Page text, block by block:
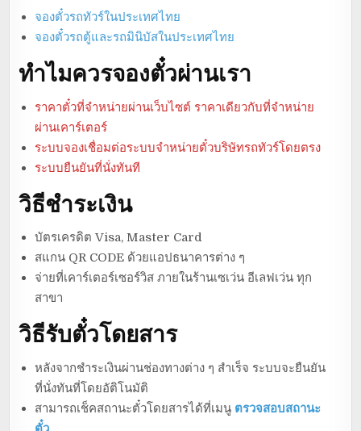
จองตั๋วรถทัวร์ในประเทศไทย
จองตั๋วรถตู้และรถมินิบัสในประเทศไทย
ทำไมควรจองตั๋วผ่านเรา
ราคาตั๋วที่จำหน่ายผ่านเว็บไซต์ ราคาเดียวกับที่จำหน่าย
ผ่านเคาร์เตอร์
ระบบจองเชื่อมต่อระบบจำหน่ายตั๋วบริษัทรถทัวร์โดยตรง
ระบบยืนยันที่นั่งทันที
วิธีชำระเงิน
บัตรเครดิต Visa, Master Card
สแกน QR CODE ด้วยแอปธนาคารต่าง ๆ
จ่ายที่เคาร์เตอร์เซอร์วิส ภายในร้านเซเว่น อีเลฟเว่น ทุก
สาขา
วิธีรับตั๋วโดยสาร
หลังจากชำระเงินผ่านช่องทางต่าง ๆ สำเร็จ ระบบจะยืนยัน
ที่นั่งทันที่โดยอัติโนมัติ
สามารถเช็คสถานะตั๋วโดยสารได้ที่เมนู ตรวจสอบสถานะ